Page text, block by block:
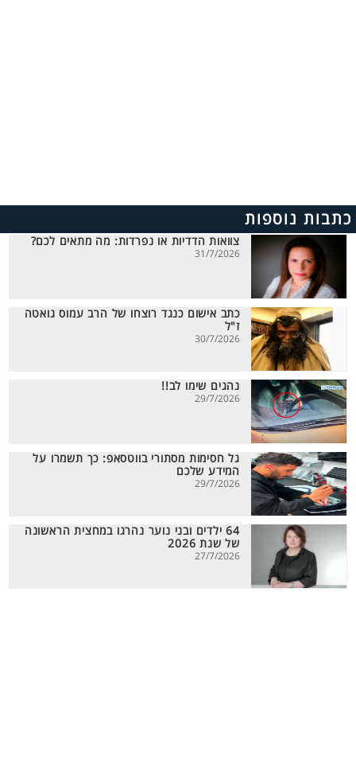
כתבות נוספות
צוואות הדדיות או נפרדות: מה מתאים לכם?
31/7/2026
כתב אישום כנגד רוצחו של הרב עמוס גואטה
ז"ל
30/7/2026
נהגים שימו לב!!
29/7/2026
גל חסימות מסתורי בווטסאפ: כך תשמרו על
המידע שלכם
29/7/2026
64 ילדים ובני נוער נהרגו במחצית הראשונה
של שנת 2026
27/7/2026